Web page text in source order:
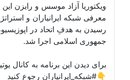
ویکتوریا آزاد موسس و رایزن این شبکه
معرفی شبکه ایرانیاران و استراتژی
رسیدن به هدفِ اتحاد در اپوزیسیونِ
جمهوری اسلامی اجرا شد.
برای دیدن این برنامه به کانال یوتیوب